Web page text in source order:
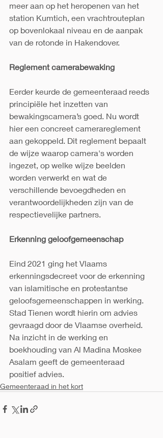
meer aan op het heropenen van het
station Kumtich, een vrachtrouteplan
op bovenlokaal niveau en de aanpak
van de rotonde in Hakendover.
Reglement camerabewaking
Eerder keurde de gemeenteraad reeds
principiële het inzetten van
bewakingscamera’s goed. Nu wordt
hier een concreet camerareglement
aan gekoppeld. Dit reglement bepaalt
de wijze waarop camera's worden
ingezet, op welke wijze beelden
worden verwerkt en wat de
verschillende bevoegdheden en
verantwoordelijkheden zijn van de
respectievelijke partners.
Erkenning geloofgemeenschap
Eind 2021 ging het Vlaams
erkenningsdecreet voor de erkenning
van islamitische en protestantse
geloofsgemeenschappen in werking.
Stad Tienen wordt hierin om advies
gevraagd door de Vlaamse overheid.
Na inzicht in de werking en
boekhouding van Al Madina Moskee
Asalam geeft de gemeenteraad
positief advies.
Gemeenteraad in het kort